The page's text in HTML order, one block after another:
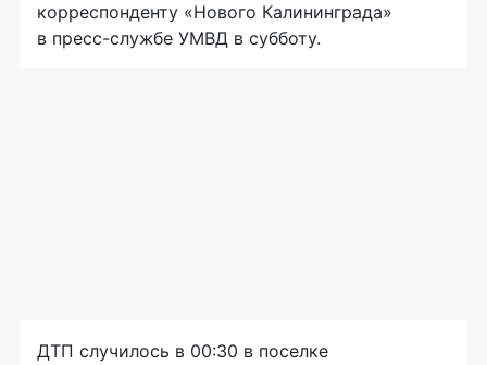
корреспонденту «Нового Калининграда»
в пресс-службе УМВД в субботу.
ДТП случилось в 00:30 в поселке